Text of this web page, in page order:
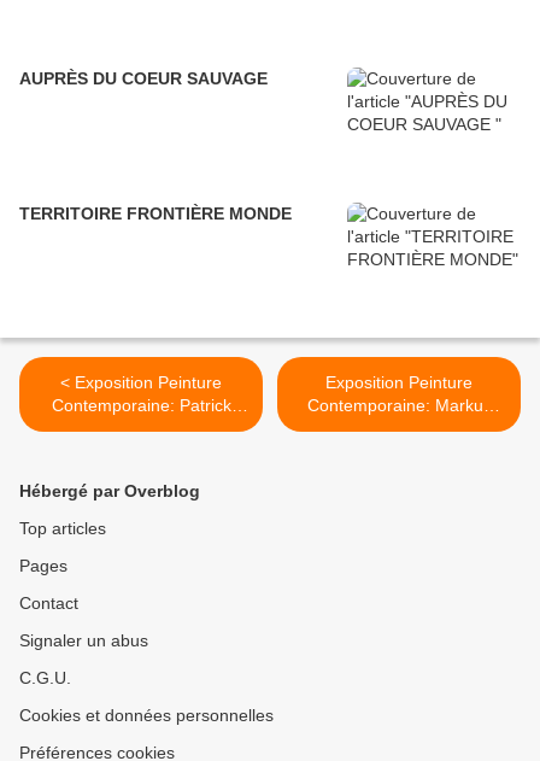
AUPRÈS DU COEUR SAUVAGE
TERRITOIRE FRONTIÈRE MONDE
< Exposition Peinture
Contemporaine: Patrick
PIETROPOLI « croisées
Exposition Peinture
Contemporaine: Markus
ÅKESSON "Let me sleep
Hébergé par Overblog
Top articles
Pages
Contact
Signaler un abus
C.G.U.
Cookies et données personnelles
Préférences cookies